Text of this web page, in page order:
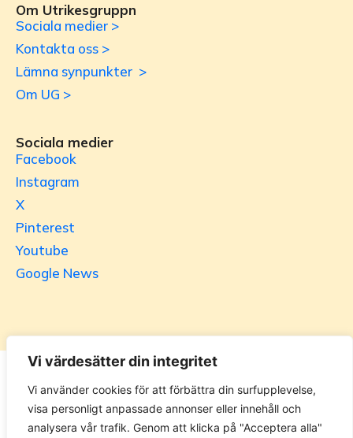
Vi värdesätter din integritet
Vi använder cookies för att förbättra din surfupplevelse,
visa personligt anpassade annonser eller innehåll och
analysera vår trafik. Genom att klicka på "Acceptera alla"
Om Utrikesgruppn
Sociala medier >
Kontakta oss >
Lämna synpunkter >
Om UG >
Sociala medier
Facebook
Instagram
X
Pinterest
Youtube
Google News
Utrikesgruppen
UG.se – representeras helt i privat regi av Svenska
Utrikesgruppen AB. Materialet på webbplatsen får ej